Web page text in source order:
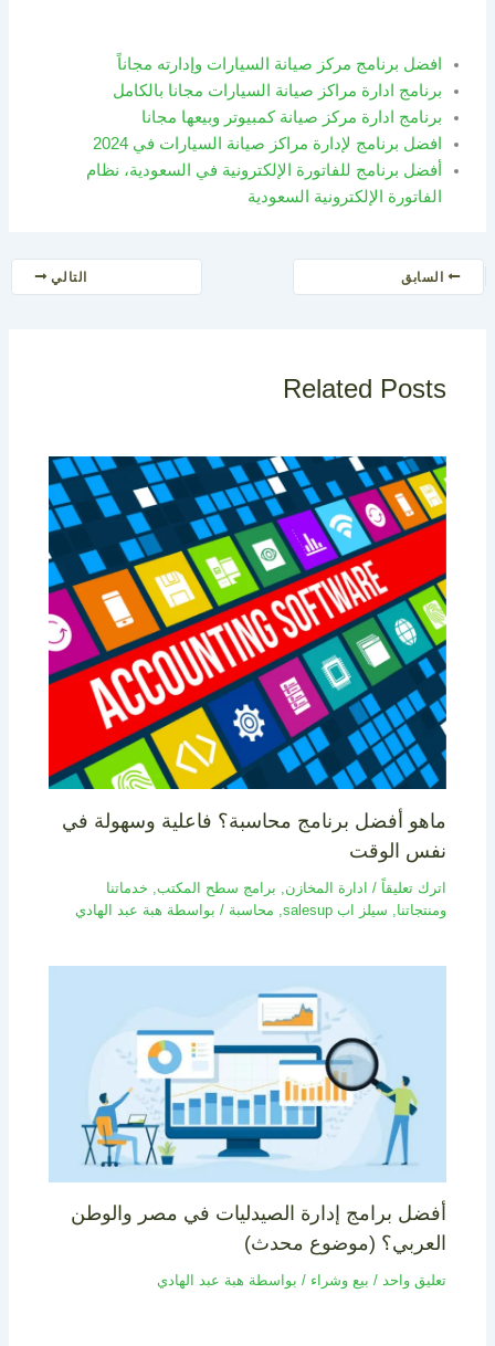
افضل برنامج مركز صيانة السيارات وإدارته مجاناً
برنامج ادارة مراكز صيانة السيارات مجانا بالكامل
برنامج ادارة مركز صيانة كمبيوتر وبيعها مجانا
افضل برنامج لإدارة مراكز صيانة السيارات في 2024
أفضل برنامج للفاتورة الإلكترونية في السعودية، نظام
الفاتورة الإلكترونية السعودية
السابق التالي
Related Posts
ماهو أفضل برنامج محاسبة؟ فاعلية وسهولة في
نفس الوقت
اترك تعليقاً / ادارة المخازن برامج سطح المكتب خدماتنا
ومنتجاتنا
سيلز اب salesup محاسبة / بواسطة هبة عبد الهادي
أفضل برامج إدارة الصيدليات في مصر والوطن
العربي؟ (موضوع محدث)
تعليق واحد / بيع وشراء / بواسطة هبة عبد الهادي